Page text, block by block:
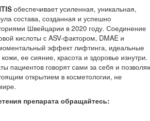
обеспечивает усиленная, уникальная,
состава, созданная и успешно
Швейцарии в 2020 году. Соединение
кислоты с ASV-фактором, DMAE и
эффект лифтинга, идеальные
ее сияние, красота и здоровье изнутри.
пациентов говорят сами за себя и
открытием в косметологии, не
препарата обращайтесь: